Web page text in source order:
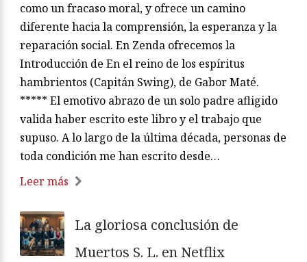
como un fracaso moral, y ofrece un camino
diferente hacia la comprensión, la esperanza y la
reparación social. En Zenda ofrecemos la
Introducción de En el reino de los espíritus
hambrientos (Capitán Swing), de Gabor Maté.
***** El emotivo abrazo de un solo padre afligido
valida haber escrito este libro y el trabajo que
supuso. A lo largo de la última década, personas de
toda condición me han escrito desde…
Leer más
La gloriosa conclusión de
Muertos S. L. en Netflix